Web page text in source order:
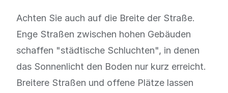
Achten Sie auch auf die Breite der Straße.
Enge Straßen zwischen hohen Gebäuden
schaffen "städtische Schluchten", in denen
das Sonnenlicht den Boden nur kurz erreicht.
Breitere Straßen und offene Plätze lassen